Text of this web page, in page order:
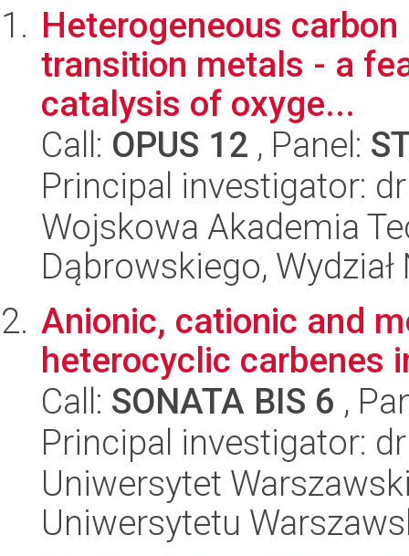
Heterogeneous
transition metals - a
catalysis of oxyge...
Call: OPUS 12 , Panel:
Principal investigator:
Wojskowa Akademia
Dąbrowskiego,
Anionic, cationic and
heterocyclic carbenes
Call: SONATA BIS 6 ,
Principal investigator:
Uniwersytet
Uniwersytetu